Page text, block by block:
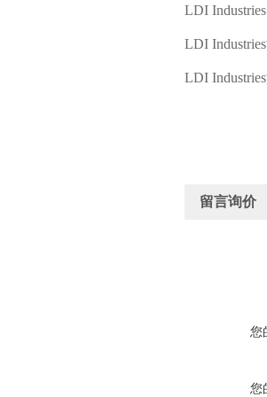
LDI Industries
LDI Industries
LDI Industries
留言询价
您
您